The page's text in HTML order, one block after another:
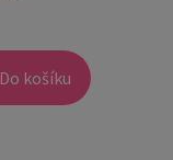
Do košíku